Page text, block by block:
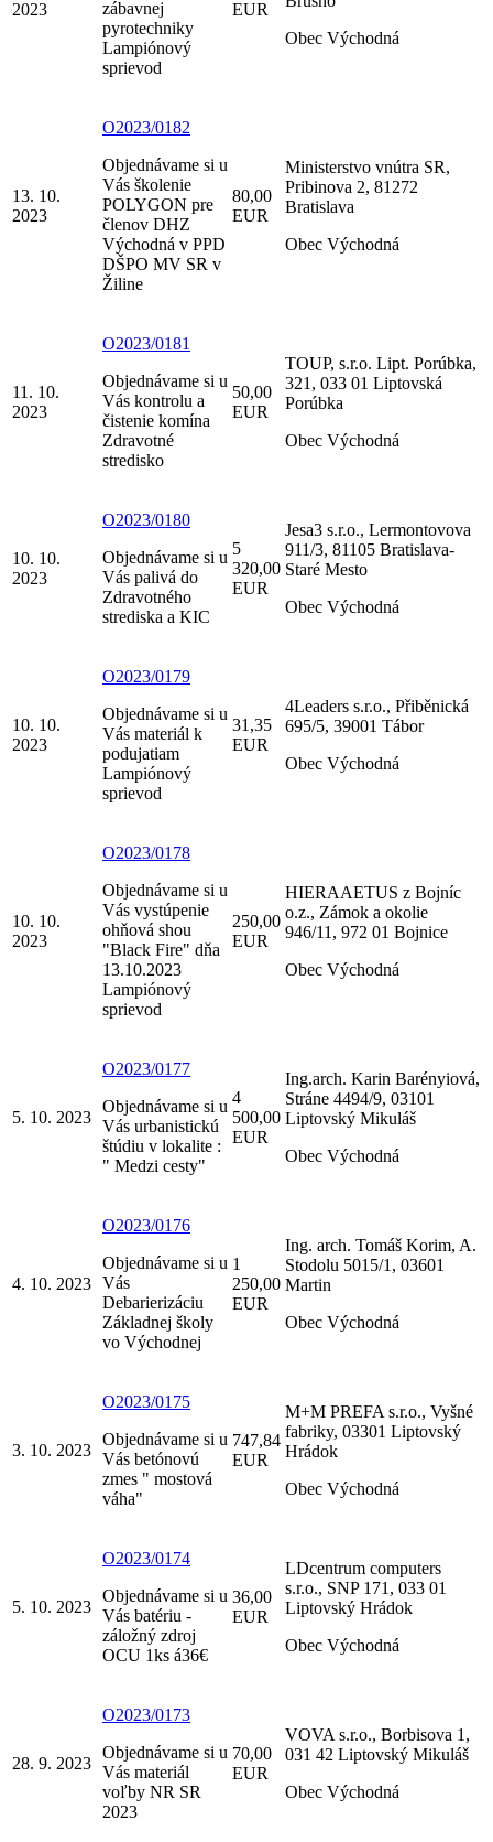
2023
zábavnej
pyrotechniky
Lampiónový
sprievod
EUR
Obec Východná
13. 10.
2023
O2023/0182
Objednávame si u
Vás školenie
POLYGON pre
členov DHZ
Východná v PPD
DŠPO MV SR v
Žiline
80,00
EUR
Ministerstvo vnútra SR,
Pribinova 2, 81272
Bratislava
Obec Východná
11. 10.
2023
O2023/0181
Objednávame si u
Vás kontrolu a
čistenie komína
Zdravotné
stredisko
50,00
EUR
TOUP, s.r.o. Lipt. Porúbka,
321, 033 01 Liptovská
Porúbka
Obec Východná
10. 10.
2023
O2023/0180
Objednávame si u
Vás palivá do
Zdravotného
strediska a KIC
5
320,00
EUR
Jesa3 s.r.o., Lermontovova
911/3, 81105 Bratislava-
Staré Mesto
Obec Východná
10. 10.
2023
O2023/0179
Objednávame si u
Vás materiál k
podujatiam
Lampiónový
sprievod
31,35
EUR
4Leaders s.r.o., Přiběnická
695/5, 39001 Tábor
Obec Východná
10. 10.
2023
O2023/0178
Objednávame si u
Vás vystúpenie
ohňová shou
"Black Fire" dňa
13.10.2023
Lampiónový
sprievod
250,00
EUR
HIERAAETUS z Bojníc
o.z., Zámok a okolie
946/11, 972 01 Bojnice
Obec Východná
5. 10. 2023
O2023/0177
Objednávame si u
Vás urbanistickú
štúdiu v lokalite :
" Medzi cesty"
4
500,00
EUR
Ing.arch. Karin Barényiová,
Stráne 4494/9, 03101
Liptovský Mikuláš
Obec Východná
4. 10. 2023
O2023/0176
Objednávame si u
Vás
Debarierizáciu
Základnej školy
vo Východnej
1
250,00
EUR
Ing. arch. Tomáš Korim, A.
Stodolu 5015/1, 03601
Martin
Obec Východná
3. 10. 2023
O2023/0175
Objednávame si u
Vás betónovú
zmes " mostová
váha"
747,84
EUR
M+M PREFA s.r.o., Vyšné
fabriky, 03301 Liptovský
Hrádok
Obec Východná
5. 10. 2023
O2023/0174
Objednávame si u
Vás batériu -
záložný zdroj
OCU 1ks á36€
36,00
EUR
LDcentrum computers
s.r.o., SNP 171, 033 01
Liptovský Hrádok
Obec Východná
28. 9. 2023
O2023/0173
Objednávame si u
Vás materiál
voľby NR SR
2023
70,00
EUR
VOVA s.r.o., Borbisova 1,
031 42 Liptovský Mikuláš
Obec Východná